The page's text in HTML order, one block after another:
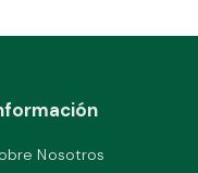
Nosotros